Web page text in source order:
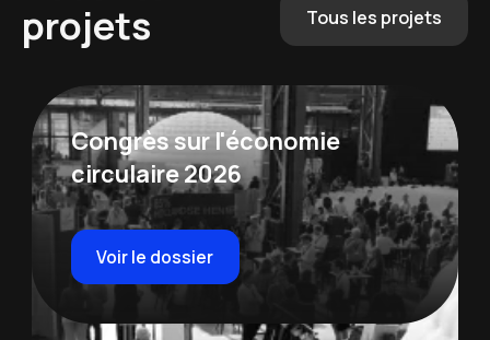
projets
Tous les projets
Congrès sur l'économie
circulaire 2026
Voir le dossier